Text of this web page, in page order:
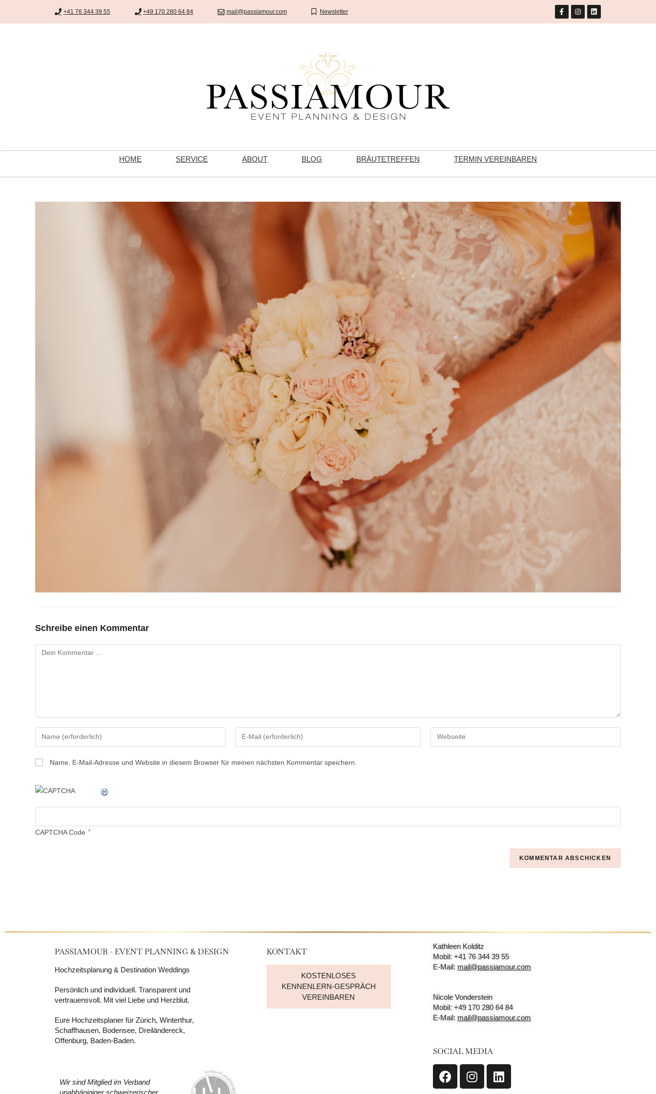
+41 76 344 39 55 +49 170 280 64 84 mail@passiamour.com Newsletter
HOME SERVICE ABOUT BLOG BRÄUTETREFFEN TERMIN VEREINBAREN
Schreibe einen Kommentar
Name, E-Mail-Adresse und Website in diesem Browser für meinen nächsten Kommentar speichern.
CAPTCHA Code *
PASSIAMOUR - EVENT PLANNING & DESIGN
Hochzeitsplanung & Destination Weddings
Persönlich und individuell. Transparent und
vertrauensvoll. Mit viel Liebe und Herzblut.
Eure Hochzeitsplaner für Zürich, Winterthur,
Schaffhausen, Bodensee, Dreiländereck,
Offenburg, Baden-Baden.
Wir sind Mitglied im Verband
KONTAKT
KOSTENLOSES
KENNENLERN-GESPRÄCH
VEREINBAREN
Kathleen Kolditz
Mobil: +41 76 344 39 55
E-Mail: mail@passiamour.com
Nicole Vonderstein
Mobil: +49 170 280 64 84
E-Mail: mail@passiamour.com
SOCIAL MEDIA